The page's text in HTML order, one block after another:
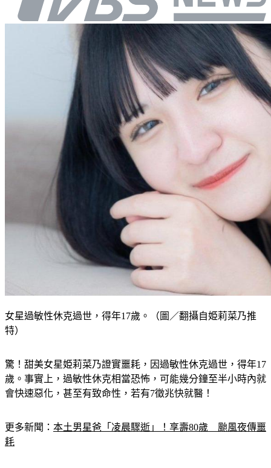
女星過敏性休克過世，得年17歲。（圖／翻攝自姫莉菜乃推
特）
驚！甜美女星姫莉菜乃證實噩耗，因過敏性休克過世，得年17
歲。事實上，過敏性休克相當恐怖，可能幾分鐘至半小時內就
會快速惡化，甚至有致命性，若有7徵兆快就醫！
更多新聞： 本土男星爸「凌晨驟逝」！享壽80歲　颱風夜傳噩
耗